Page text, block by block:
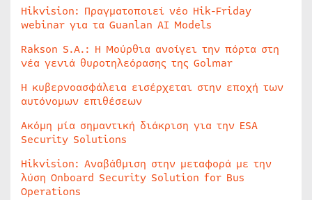
Hikvision: Πραγματοποιεί νέο Hik-Friday
webinar για τα Guanlan AI Models
Rakson S.A.: Η Μούρθια ανοίγει την πόρτα στη
νέα γενιά θυροτηλεόρασης της Golmar
Η κυβερνοασφάλεια εισέρχεται στην εποχή των
αυτόνομων επιθέσεων
Ακόμη μία σημαντική διάκριση για την ESA
Security Solutions
Hikvision: Αναβάθμιση στην μεταφορά με την
λύση Onboard Security Solution for Bus
Operations